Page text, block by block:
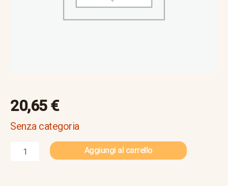
20,65 €
Senza categoria
Aggiungi al carrello